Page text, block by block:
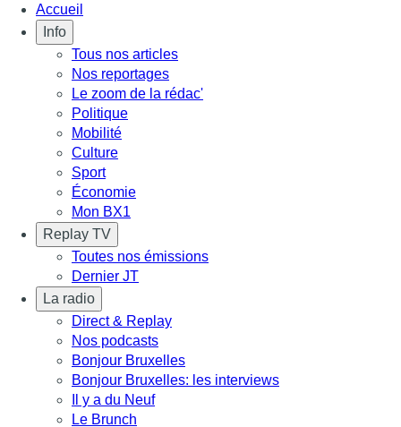
Accueil
Info
Tous nos articles
Nos reportages
Le zoom de la rédac'
Politique
Mobilité
Culture
Sport
Économie
Mon BX1
Replay TV
Toutes nos émissions
Dernier JT
La radio
Direct & Replay
Nos podcasts
Bonjour Bruxelles
Bonjour Bruxelles: les interviews
Il y a du Neuf
Le Brunch